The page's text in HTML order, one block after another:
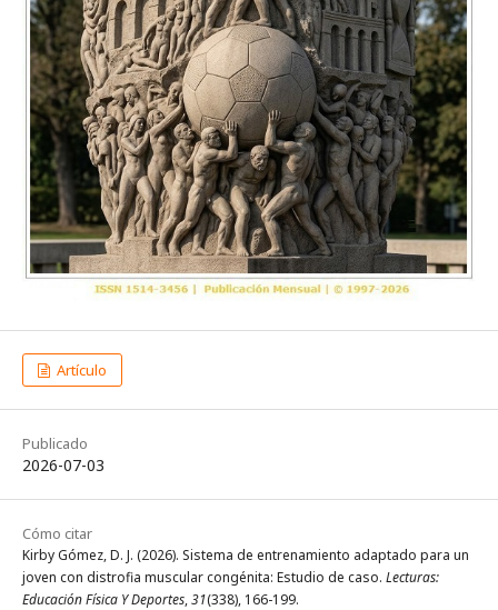
Artículo
Publicado
2026-07-03
Cómo citar
Kirby Gómez, D. J. (2026). Sistema de entrenamiento adaptado para un
joven con distrofia muscular congénita: Estudio de caso. Lecturas:
Educación Física Y Deportes,31(338), 166-199.